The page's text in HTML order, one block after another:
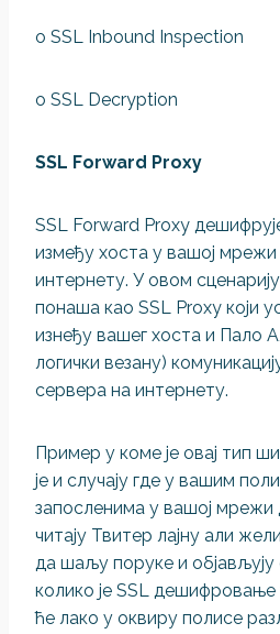
o SSL Inbound Inspection
o SSL Decryption
SSL Forward Proxy
SSL Forward Proxy
између хоста у вашој
интернету. У овом
понаша као SSL Proxy који
изнеђу вашег хоста и Пало
логички везану)
сервера на интернету.
Пример у коме је овај тип
је и случају где у вашим
запосленима у вашој
читају Твитер лајну али
да шаљу поруке и објављују
колико је SSL
ће лако у оквиру полисе